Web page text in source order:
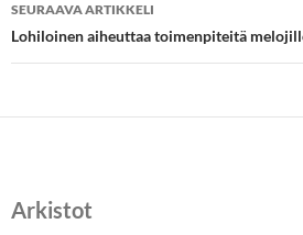
SEURAAVA ARTIKKELI
Lohiloinen aiheuttaa toimenpiteitä
Arkistot